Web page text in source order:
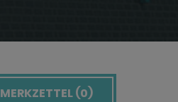
MERKZETTEL (0)